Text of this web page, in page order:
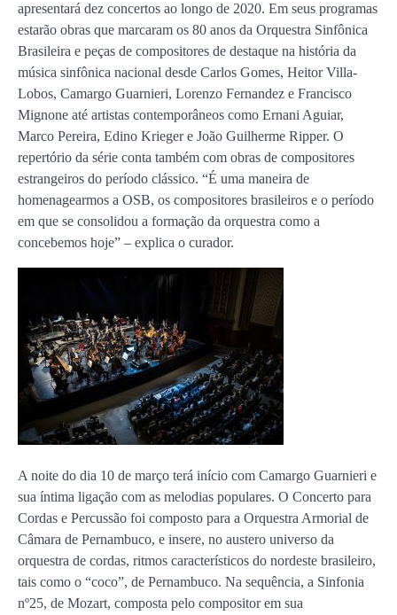
apresentará dez concertos ao longo de 2020. Em seus programas
estarão obras que marcaram os 80 anos da Orquestra Sinfônica
Brasileira e peças de compositores de destaque na história da
música sinfônica nacional desde Carlos Gomes, Heitor Villa-
Lobos, Camargo Guarnieri, Lorenzo Fernandez e Francisco
Mignone até artistas contemporâneos como Ernani Aguiar,
Marco Pereira, Edino Krieger e João Guilherme Ripper. O
repertório da série conta também com obras de compositores
estrangeiros do período clássico. “É uma maneira de
homenagearmos a OSB, os compositores brasileiros e o período
em que se consolidou a formação da orquestra como a
concebemos hoje” – explica o curador.
A noite do dia 10 de março terá início com Camargo Guarnieri e
sua íntima ligação com as melodias populares. O Concerto para
Cordas e Percussão foi composto para a Orquestra Armorial de
Câmara de Pernambuco, e insere, no austero universo da
orquestra de cordas, ritmos característicos do nordeste brasileiro,
tais como o “coco”, de Pernambuco. Na sequência, a Sinfonia
nº25, de Mozart, composta pelo compositor em sua